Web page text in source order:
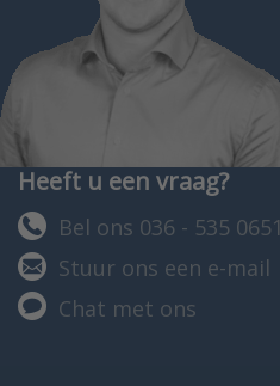
Heeft u een vraag?
Bel ons 036 - 535 0651
Stuur ons een e-mail
Chat met ons